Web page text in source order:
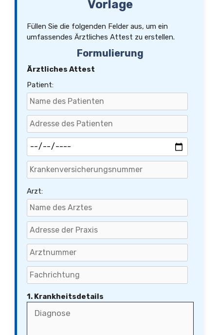
Vorlage
Füllen Sie die folgenden Felder aus, um ein
umfassendes Ärztliches Attest zu erstellen.
Formulierung
Ärztliches Attest
Patient:
Arzt:
1. Krankheitsdetails